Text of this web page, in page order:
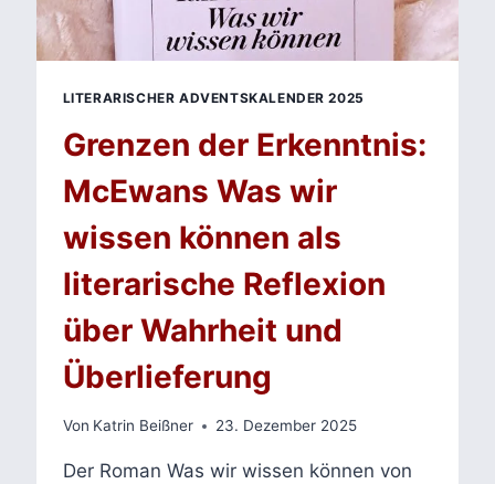
LITERARISCHER ADVENTSKALENDER 2025
Grenzen der Erkenntnis:
McEwans Was wir
wissen können als
literarische Reflexion
über Wahrheit und
Überlieferung
Von Katrin Beißner 23. Dezember 2025
Der Roman Was wir wissen können von